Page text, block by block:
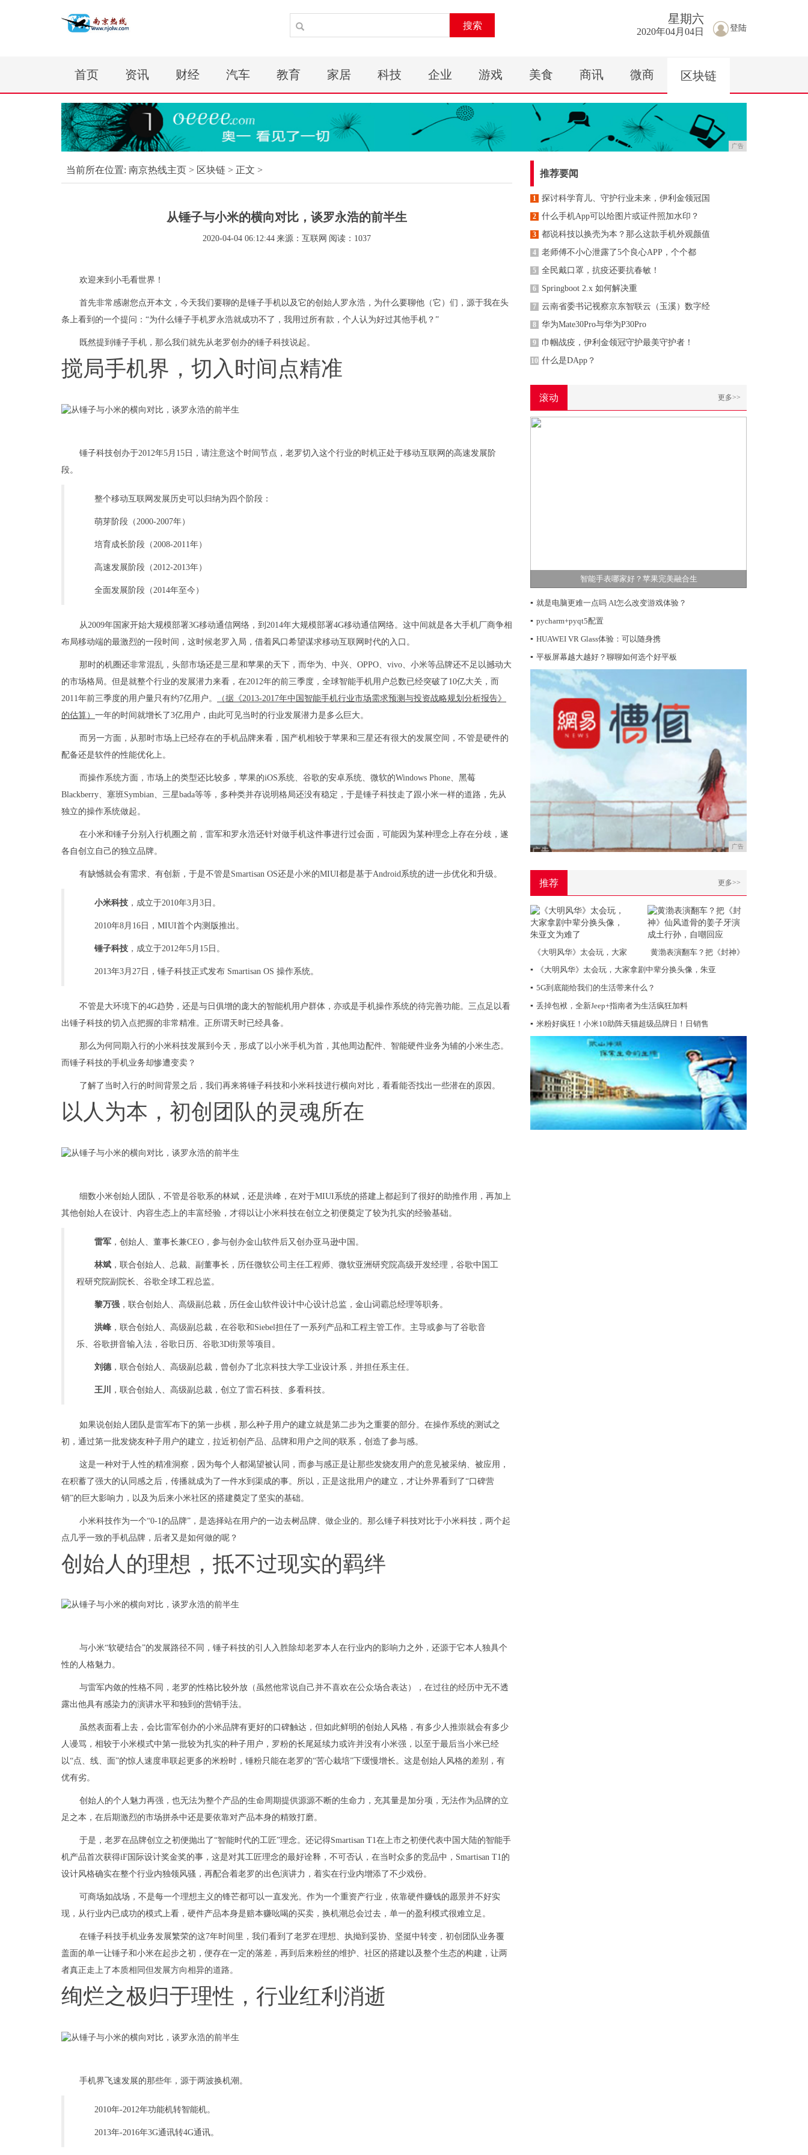
搜索 登陆
星期六
2020年04月04日
首页 资讯 财经 汽车 教育 家居 科技 企业 游戏 美食 商讯 微商 区块链
广告
当前所在位置: 南京热线主页 > 区块链 > 正文 >
从锤子与小米的横向对比，谈罗永浩的前半生
2020-04-04 06:12:44 来源：互联网 阅读：1037
欢迎来到小毛看世界！
首先非常感谢您点开本文，今天我们要聊的是锤子手机以及它的创始人罗永浩，为什么要聊他（它）们，源于我在头
条上看到的一个提问：“为什么锤子手机罗永浩就成功不了，我用过所有款，个人认为好过其他手机？”
既然提到锤子手机，那么我们就先从老罗创办的锤子科技说起。
搅局手机界，切入时间点精准
锤子科技创办于2012年5月15日，请注意这个时间节点，老罗切入这个行业的时机正处于移动互联网的高速发展阶
段。
整个移动互联网发展历史可以归纳为四个阶段：
萌芽阶段（2000-2007年）
培育成长阶段（2008-2011年）
高速发展阶段（2012-2013年）
全面发展阶段（2014年至今）
从2009年国家开始大规模部署3G移动通信网络，到2014年大规模部署4G移动通信网络。这中间就是各大手机厂商争相
布局移动端的最激烈的一段时间，这时候老罗入局，借着风口希望谋求移动互联网时代的入口。
那时的机圈还非常混乱，头部市场还是三星和苹果的天下，而华为、中兴、OPPO、vivo、小米等品牌还不足以撼动大
的市场格局。但是就整个行业的发展潜力来看，在2012年的前三季度，全球智能手机用户总数已经突破了10亿大关，而
2011年前三季度的用户量只有约7亿用户。
（据《2013-2017年中国智能手机行业市场需求预测与投资战略规划分析报告》
的估算） 一年的时间就增长了3亿用户，由此可见当时的行业发展潜力是多么巨大。
而另一方面，从那时市场上已经存在的手机品牌来看，国产机相较于苹果和三星还有很大的发展空间，不管是硬件的
配备还是软件的性能优化上。
而操作系统方面，市场上的类型还比较多，苹果的iOS系统、谷歌的安卓系统、微软的Windows Phone、黑莓
Blackberry、塞班Symbian、三星bada等等，多种类并存说明格局还没有稳定，于是锤子科技走了跟小米一样的道路，先从
独立的操作系统做起。
在小米和锤子分别入行机圈之前，雷军和罗永浩还针对做手机这件事进行过会面，可能因为某种理念上存在分歧，遂
各自创立自己的独立品牌。
有缺憾就会有需求、有创新，于是不管是Smartisan OS还是小米的MIUI都是基于Android系统的进一步优化和升级。
小米科技 ，成立于2010年3月3日。
2010年8月16日，MIUI首个内测版推出。
锤子科技 ，成立于2012年5月15日。
2013年3月27日，锤子科技正式发布 Smartisan OS 操作系统。
不管是大环境下的4G趋势，还是与日俱增的庞大的智能机用户群体，亦或是手机操作系统的待完善功能。三点足以看
出锤子科技的切入点把握的非常精准。正所谓天时已经具备。
那么为何同期入行的小米科技发展到今天，形成了以小米手机为首，其他周边配件、智能硬件业务为辅的小米生态。
而锤子科技的手机业务却惨遭变卖？
了解了当时入行的时间背景之后，我们再来将锤子科技和小米科技进行横向对比，看看能否找出一些潜在的原因。
以人为本，初创团队的灵魂所在
细数小米创始人团队，不管是谷歌系的林斌，还是洪峰，在对于MIUI系统的搭建上都起到了很好的助推作用，再加上
其他创始人在设计、内容生态上的丰富经验，才得以让小米科技在创立之初便奠定了较为扎实的经验基础。
雷军 ，创始人、董事长兼CEO，参与创办金山软件后又创办亚马逊中国。
林斌 ，联合创始人、总裁、副董事长，历任微软公司主任工程师、微软亚洲研究院高级开发经理，谷歌中国工
程研究院副院长、谷歌全球工程总监。
黎万强 ，联合创始人、高级副总裁，历任金山软件设计中心设计总监，金山词霸总经理等职务。
洪峰 ，联合创始人、高级副总裁，在谷歌和Siebel担任了一系列产品和工程主管工作。主导或参与了谷歌音
乐、谷歌拼音输入法，谷歌日历、谷歌3D街景等项目。
刘德 ，联合创始人、高级副总裁，曾创办了北京科技大学工业设计系，并担任系主任。
王川 ，联合创始人、高级副总裁，创立了雷石科技、多看科技。
如果说创始人团队是雷军布下的第一步棋，那么种子用户的建立就是第二步为之重要的部分。在操作系统的测试之
初，通过第一批发烧友种子用户的建立，拉近初创产品、品牌和用户之间的联系，创造了参与感。
这是一种对于人性的精准洞察，因为每个人都渴望被认同，而参与感正是让那些发烧友用户的意见被采纳、被应用，
在积蓄了强大的认同感之后，传播就成为了一件水到渠成的事。所以，正是这批用户的建立，才让外界看到了“口碑营
销”的巨大影响力，以及为后来小米社区的搭建奠定了坚实的基础。
小米科技作为一个“0-1的品牌”，是选择站在用户的一边去树品牌、做企业的。那么锤子科技对比于小米科技，两个起
点几乎一致的手机品牌，后者又是如何做的呢？
创始人的理想，抵不过现实的羁绊
与小米“软硬结合”的发展路径不同，锤子科技的引人入胜除却老罗本人在行业内的影响力之外，还源于它本人独具个
性的人格魅力。
与雷军内敛的性格不同，老罗的性格比较外放（虽然他常说自己并不喜欢在公众场合表达），在过往的经历中无不透
露出他具有感染力的演讲水平和独到的营销手法。
虽然表面看上去，会比雷军创办的小米品牌有更好的口碑触达，但如此鲜明的创始人风格，有多少人推崇就会有多少
人谩骂，相较于小米模式中第一批较为扎实的种子用户，罗粉的长尾延续力或许并没有小米强，以至于最后当小米已经
以“点、线、面”的惊人速度串联起更多的米粉时，锤粉只能在老罗的“苦心栽培”下缓慢增长。这是创始人风格的差别，有
优有劣。
创始人的个人魅力再强，也无法为整个产品的生命周期提供源源不断的生命力，充其量是加分项，无法作为品牌的立
足之本，在后期激烈的市场拼杀中还是要依靠对产品本身的精致打磨。
于是，老罗在品牌创立之初便抛出了“智能时代的工匠”理念。还记得Smartisan T1在上市之初便代表中国大陆的智能手
机产品首次获得iF国际设计奖金奖的事，这是对其工匠理念的最好诠释，不可否认，在当时众多的竞品中，Smartisan T1的
设计风格确实在整个行业内独领风骚，再配合着老罗的出色演讲力，着实在行业内增添了不少戏份。
可商场如战场，不是每一个理想主义的锋芒都可以一直发光。作为一个重资产行业，依靠硬件赚钱的愿景并不好实
现，从行业内已成功的模式上看，硬件产品本身是赔本赚吆喝的买卖，换机潮总会过去，单一的盈利模式很难立足。
在锤子科技手机业务发展繁荣的这7年时间里，我们看到了老罗在理想、执拗到妥协、坚挺中转变，初创团队业务覆
盖面的单一让锤子和小米在起步之初，便存在一定的落差，再到后来粉丝的维护、社区的搭建以及整个生态的构建，让两
者真正走上了本质相同但发展方向相异的道路。
绚烂之极归于理性，行业红利消逝
手机界飞速发展的那些年，源于两波换机潮。
2010年-2012年功能机转智能机。
2013年-2016年3G通讯转4G通讯。
推荐要闻
1 探讨科学育儿、守护行业未来，伊利金领冠国
2 什么手机App可以给图片或证件照加水印？
3 都说科技以换壳为本？那么这款手机外观颜值
4 老师傅不小心泄露了5个良心APP，个个都
5 全民戴口罩，抗疫还要抗春敏！
6 Springboot 2.x 如何解决重
7 云南省委书记视察京东智联云（玉溪）数字经
8 华为Mate30Pro与华为P30Pro
9 巾帼战疫，伊利金领冠守护最美守护者！
10 什么是DApp？
滚动 更多>>
智能手表哪家好？苹果完美融合生
▪ 就是电脑更难一点吗 AI怎么改变游戏体验？
▪ pycharm+pyqt5配置
▪ HUAWEI VR Glass体验：可以随身携
▪ 平板屏幕越大越好？聊聊如何选个好平板
广告
推荐 更多>>
《大明风华》太会玩，大家
黄渤表演翻车？把《封神》
▪
《大明风华》太会玩，大家拿剧中辈分换头像，朱亚
▪ 5G到底能给我们的生活带来什么？
▪ 丢掉包袱，全新Jeep+指南者为生活疯狂加料
▪ 米粉好疯狂！小米10助阵天猫超级品牌日！日销售